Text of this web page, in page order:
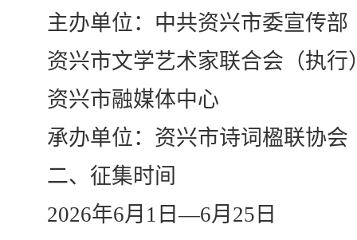
主办单位：中共资兴市委宣传部
资兴市文学艺术家联合会（执行
资兴市融媒体中心
承办单位：资兴市诗词楹联协会
二、征集时间
2026年6月1日—6月25日